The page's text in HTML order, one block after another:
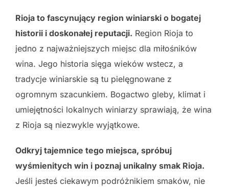
Rioja to fascynujący region winiarski o bogatej
historii i doskonałej reputacji. Region Rioja to
jedno z najważniejszych miejsc dla miłośników
wina. Jego historia sięga wieków wstecz, a
tradycje winiarskie są tu pielęgnowane z
ogromnym szacunkiem. Bogactwo gleby, klimat i
umiejętności lokalnych winiarzy sprawiają, że wina
z Rioja są niezwykle wyjątkowe.
Odkryj tajemnice tego miejsca, spróbuj
wyśmienitych win i poznaj unikalny smak Rioja.
Jeśli jesteś ciekawym podróżnikiem smaków, nie